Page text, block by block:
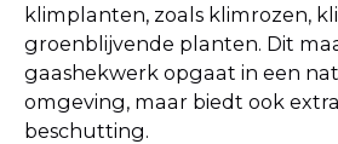
klimplanten, zoals klimrozen,
groenblijvende planten. Dit
gaashekwerk opgaat in een
omgeving, maar biedt ook
beschutting.